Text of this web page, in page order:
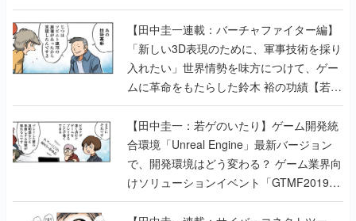
【若ゲのいたり最終回】
【田中圭一連載：バーチャファイター編】
「新しい3D表現のために、軍事技術を採り
入れたい」世界情勢を味方につけて、ゲー
ムに革命をもたらした鈴木 裕の功績【若ゲ
のいたり】
【田中圭一：若ゲのいたり】ゲーム開発統
合環境「Unreal Engine」最新バージョン
で、開発環境はどう変わる？ ゲーム業界向
けソリューションイベント「GTMF2019」
に行って、より理解を深めよう【PR】